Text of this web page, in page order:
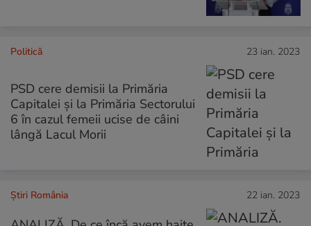
Politică 23 ian. 2023
PSD cere demisii la Primăria
Capitalei și la Primăria Sectorului
6 în cazul femeii ucise de câini
lângă Lacul Morii
Știri România 22 ian. 2023